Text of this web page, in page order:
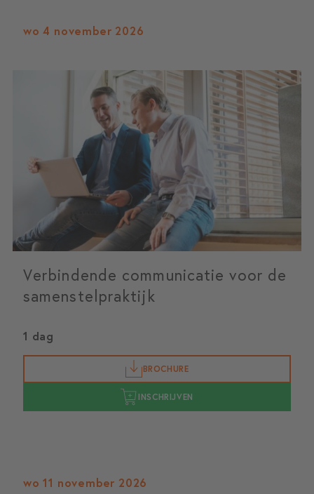
wo 4 november 2026
Verbindende communicatie voor de
samenstelpraktijk
1 dag
BROCHURE
INSCHRIJVEN
wo 11 november 2026